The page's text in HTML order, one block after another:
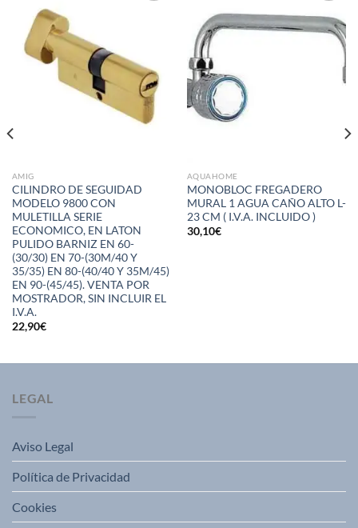
AMIG
CILINDRO DE SEGUIDAD
MODELO 9800 CON
MULETILLA SERIE
ECONOMICO, EN LATON
PULIDO BARNIZ EN 60-
(30/30) EN 70-(30M/40 Y
35/35) EN 80-(40/40 Y 35M/45)
EN 90-(45/45). VENTA POR
MOSTRADOR, SIN INCLUIR EL
I.V.A.
22,90€
a la
lista de
AQUAHOME
MONOBLOC FREGADERO
MURAL 1 AGUA CAÑO ALTO L-
23 CM ( I.V.A. INCLUIDO )
30,10€
LEGAL
Aviso Legal
Política de Privacidad
Cookies